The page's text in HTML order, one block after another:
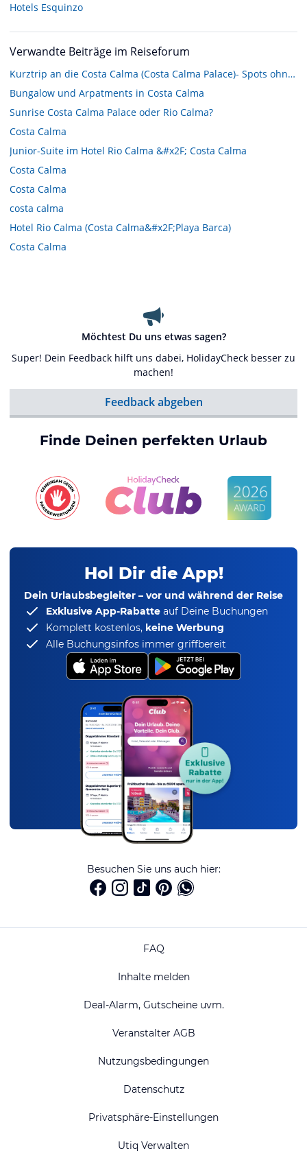
Hotels Esquinzo
Verwandte Beiträge im Reiseforum
Kurztrip an die Costa Calma (Costa Calma Palace)- Spots ohne Mietwagen
Bungalow und Arpatments in Costa Calma
Sunrise Costa Calma Palace oder Rio Calma?
Costa Calma
Junior-Suite im Hotel Rio Calma &#x2F; Costa Calma
Costa Calma
Costa Calma
costa calma
Hotel Rio Calma (Costa Calma&#x2F;Playa Barca)
Costa Calma
Möchtest Du uns etwas sagen?
Super! Dein Feedback hilft uns dabei, HolidayCheck besser zu
machen!
Feedback abgeben
Finde Deinen perfekten Urlaub
Hol Dir die App!
Dein Urlaubsbegleiter – vor und während der Reise
Exklusive App-Rabatte auf Deine Buchungen
Komplett kostenlos, keine Werbung
Alle Buchungsinfos immer griffbereit
Besuchen Sie uns auch hier:
FAQ
Inhalte melden
Deal-Alarm, Gutscheine uvm.
Veranstalter AGB
Nutzungsbedingungen
Datenschutz
Privatsphäre-Einstellungen
Utiq Verwalten